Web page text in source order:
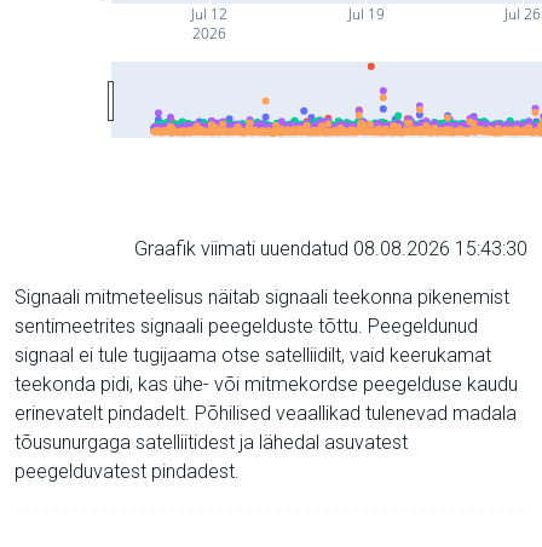
Jul 12
2026
Jul 19 Jul 26
Graafik viimati uuendatud 08.08.2026 15:43:30
Signaali mitmeteelisus näitab signaali teekonna pikenemist
sentimeetrites signaali peegelduste tõttu. Peegeldunud
signaal ei tule tugijaama otse satelliidilt, vaid keerukamat
teekonda pidi, kas ühe- või mitmekordse peegelduse kaudu
erinevatelt pindadelt. Põhilised veaallikad tulenevad madala
tõusunurgaga satelliitidest ja lähedal asuvatest
peegelduvatest pindadest.